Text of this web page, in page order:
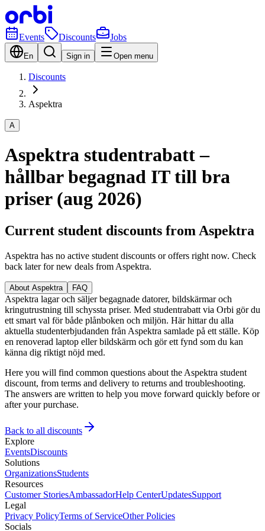
Events Discounts Jobs
En Sign in Open menu
Discounts
Aspektra
A
Aspektra studentrabatt –
hållbar begagnad IT till bra
priser (aug 2026)
Current student discounts from Aspektra
Aspektra has no active student discounts or offers right now. Check
back later for new deals from Aspektra.
About Aspektra FAQ
Aspektra lagar och säljer begagnade datorer, bildskärmar och
kringutrustning till schyssta priser. Med studentrabatt via Orbi gör du
ett smart val för både plånboken och miljön. Här hittar du alla
aktuella studenterbjudanden från Aspektra samlade på ett ställe. Köp
en renoverad laptop eller bildskärm och gör ett fynd som du kan
känna dig riktigt nöjd med.
Here you will find common questions about the Aspektra student
discount, from terms and delivery to returns and troubleshooting.
The answers are written to help you move forward quickly before or
after your purchase.
Back to all discounts
Explore
EventsDiscounts
Solutions
OrganizationsStudents
Resources
Customer StoriesAmbassadorHelp CenterUpdatesSupport
Legal
Privacy PolicyTerms of ServiceOther Policies
Socials